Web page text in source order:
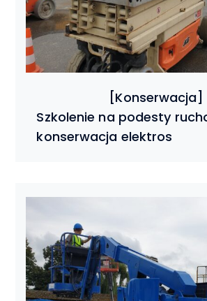
Szkolenie na podesty
konserwacja elektros